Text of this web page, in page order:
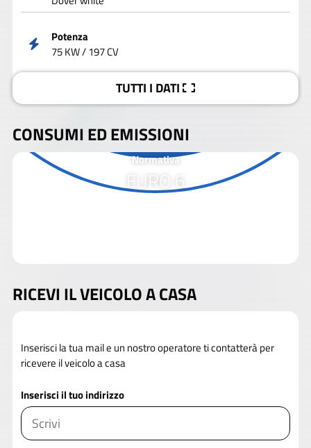
Potenza
75 KW / 197 CV
TUTTI I DATI
CONSUMI ED EMISSIONI
Normativa
EURO 6
RICEVI IL VEICOLO A CASA
Inserisci la tua mail e un nostro operatore ti contatterà per
ricevere il veicolo a casa
Inserisci il tuo indirizzo